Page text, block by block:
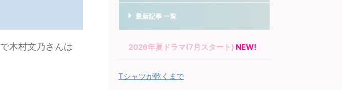
で木村文乃さんは
最新記事 一覧
2026年夏ドラマ(7月スタート) NEW!
Tシャツが乾くまで